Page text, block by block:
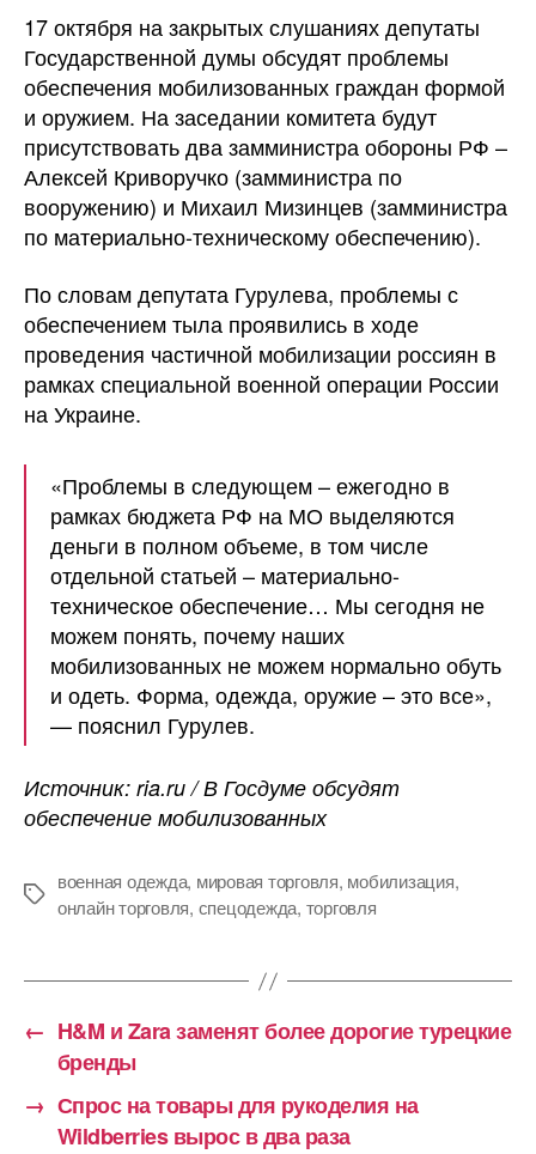
17 октября на закрытых слушаниях депутаты
Государственной думы обсудят проблемы
обеспечения мобилизованных граждан формой
и оружием. На заседании комитета будут
присутствовать два замминистра обороны РФ –
Алексей Криворучко (замминистра по
вооружению) и Михаил Мизинцев (замминистра
по материально-техническому обеспечению).
По словам депутата Гурулева, проблемы с
обеспечением тыла проявились в ходе
проведения частичной мобилизации россиян в
рамках специальной военной операции России
на Украине.
«Проблемы в следующем – ежегодно в
рамках бюджета РФ на МО выделяются
деньги в полном объеме, в том числе
отдельной статьей – материально-
техническое обеспечение… Мы сегодня не
можем понять, почему наших
мобилизованных не можем нормально обуть
и одеть. Форма, одежда, оружие – это все»,
— пояснил Гурулев.
Источник: ria.ru / В Госдуме обсудят
обеспечение мобилизованных
Метки
военная одежда, мировая торговля, мобилизация,
онлайн торговля, спецодежда, торговля
← H&M и Zara заменят более дорогие турецкие
бренды
→ Спрос на товары для рукоделия на
Wildberries вырос в два раза